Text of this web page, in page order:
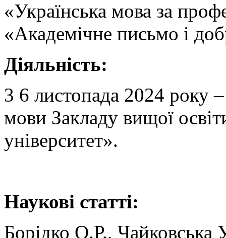
«Українська мова за
«Академічне письмо і
Діяльність:
3 6 листопада 2024 року
мови Закладу вищої
університет».
Наукові статті:
Борідко О.Р., Чайковська